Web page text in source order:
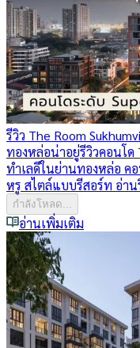
รีวิว The Room
ทองหล่อน่าอยู่รีวิวคอนโ
ทำเลดีในย่านทองหล่อ ค
หรู สไตล์แบบรีสอร์ท อ่าน
กำลังโหลด...
อ่านเพิ่มเติม